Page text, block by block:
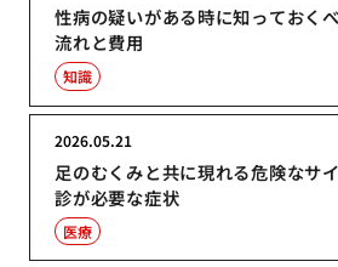
性病の疑いがある時に知っておく
流れと費用
知識
足のむくみと共に現れる危険なサ
診が必要な症状
2026.05.21
医療